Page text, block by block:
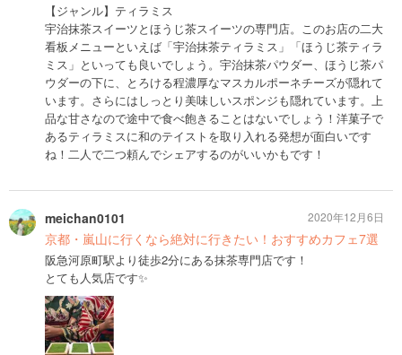
【ジャンル】ティラミス
宇治抹茶スイーツとほうじ茶スイーツの専門店。このお店の二大
看板メニューといえば「宇治抹茶ティラミス」「ほうじ茶ティラ
ミス」といっても良いでしょう。宇治抹茶パウダー、ほうじ茶パ
ウダーの下に、とろける程濃厚なマスカルポーネチーズが隠れて
います。さらにはしっとり美味しいスポンジも隠れています。上
品な甘さなので途中で食べ飽きることはないでしょう！洋菓子で
あるティラミスに和のテイストを取り入れる発想が面白いです
ね！二人で二つ頼んでシェアするのがいいかもです！
meichan0101
京都・嵐山に行くなら絶対に行きたい！おすすめカフェ7選
阪急河原町駅より徒歩2分にある抹茶専門店です！
とても人気店です✨
2020年12月6日